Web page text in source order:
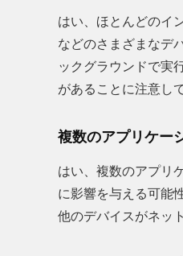
はい、ほとんどのイ
などのさまざまなデ
ックグラウンドで実
があることに注意し
複数のアプリケー
はい、複数のアプリ
に影響を与える可能
他のデバイスがネッ